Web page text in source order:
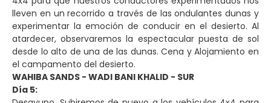
lleven en un recorrido a través de las ondulantes dunas y
experimentar la emoción de conducir en el desierto. Al
atardecer, observaremos la espectacular puesta de sol
desde lo alto de una de las dunas. Cena y Alojamiento en
el campamento del desierto.
WAHIBA SANDS - WADI BANI KHALID - SUR
Día 5: